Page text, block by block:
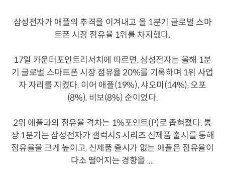
삼성전자가 애플의 추격을 이겨내고 올 1분기 글로벌 스마
트폰 시장 점유율 1위를 차지했다.
17일 카운터포인트리서치에 따르면, 삼성전자는 올해 1분
기 글로벌 스마트폰 시장 점유율 20%를 기록하며 1위 사업
자 자리를 지켰다. 이어 애플(19%), 샤오미(14%), 오포
(8%), 비보(8%) 순이었다.
2위 애플과의 점유율 격차는 1%포인트(P)로 좁혀졌다. 통
상 1분기는 삼성전자가 갤럭시S 시리즈 신제품 출시를 통해
점유율을 크게 높이고, 신제품 출시가 없는 애플은 점유율이
다소 떨어지는 경향을 ....